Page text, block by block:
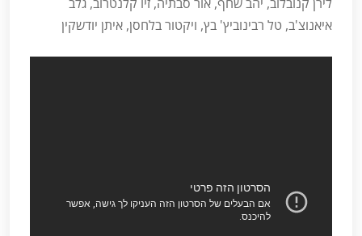
איאנוצ'ב, טל רבינוביץ' בץ, ויקטור בלחסן, איתן יודשקין